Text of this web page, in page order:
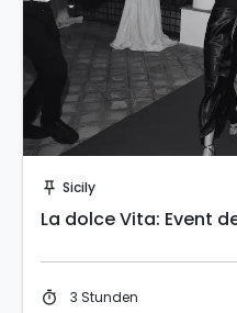
push_pin Sicily
La dolce Vita: Event
timer 3 Stunden